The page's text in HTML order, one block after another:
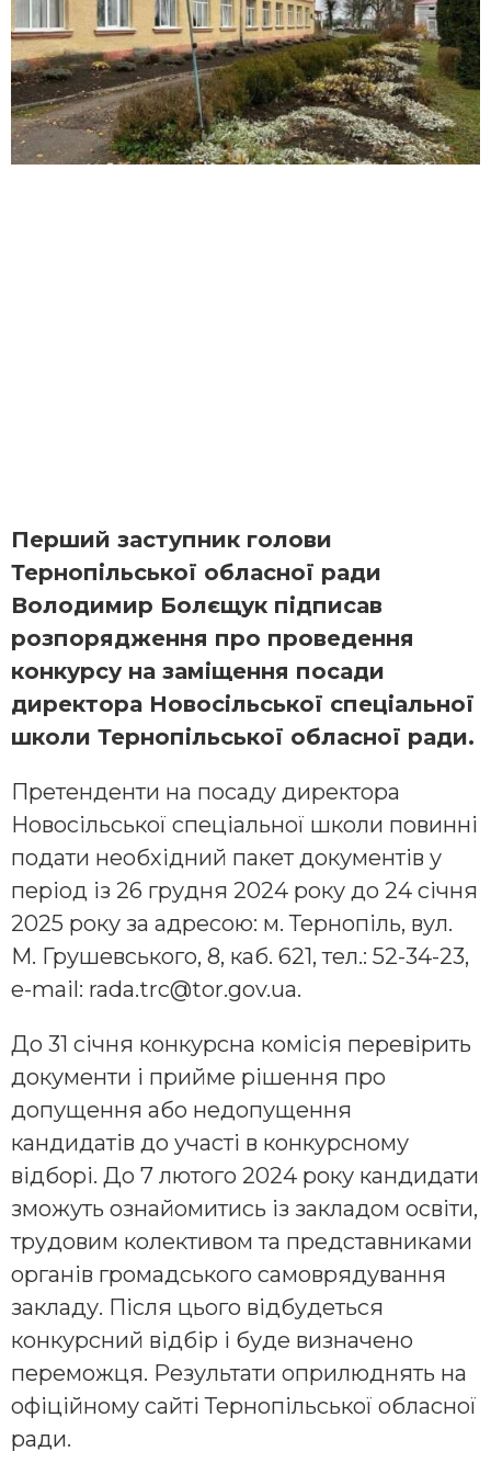
Перший заступник голови
Тернопільської обласної ради
Володимир Болєщук підписав
розпорядження про проведення
конкурсу на заміщення посади
директора Новосільської спеціальної
школи Тернопільської обласної ради.
Претенденти на посаду директора
Новосільської спеціальної школи повинні
подати необхідний пакет документів у
період із 26 грудня 2024 року до 24 січня
2025 року за адресою: м. Тернопіль, вул.
М. Грушевського, 8, каб. 621, тел.: 52-34-23,
e-mail: rada.trc@tor.gov.ua.
До 31 січня конкурсна комісія перевірить
документи і прийме рішення про
допущення або недопущення
кандидатів до участі в конкурсному
відборі. До 7 лютого 2024 року кандидати
зможуть ознайомитись із закладом освіти,
трудовим колективом та представниками
органів громадського самоврядування
закладу. Після цього відбудеться
конкурсний відбір і буде визначено
переможця. Результати оприлюднять на
офіційному сайті Тернопільської обласної
ради.